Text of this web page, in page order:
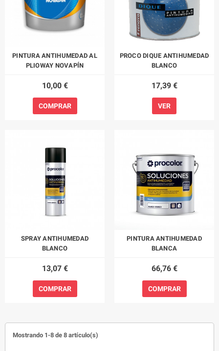
PINTURA ANTIHUMEDAD AL
PLIOWAY NOVAPÍN
10,00 €
COMPRAR
PROCO DIQUE ANTIHUMEDAD
BLANCO
17,39 €
VER
SPRAY ANTIHUMEDAD
BLANCO
13,07 €
COMPRAR
PINTURA ANTIHUMEDAD
BLANCA
66,76 €
COMPRAR
Mostrando 1-8 de 8 artículo(s)